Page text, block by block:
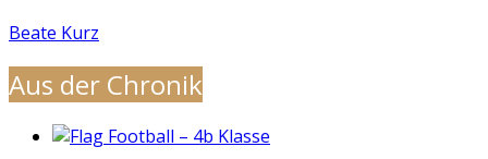
Beate Kurz
Aus der Chronik